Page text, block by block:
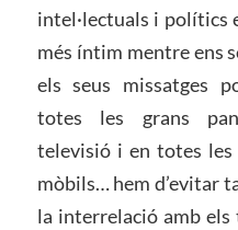
intel·lectuals i polítics
més íntim mentre ens
els seus missatges
totes les grans
televisió i en totes les
mòbils… hem d’evitar
la interrelació amb